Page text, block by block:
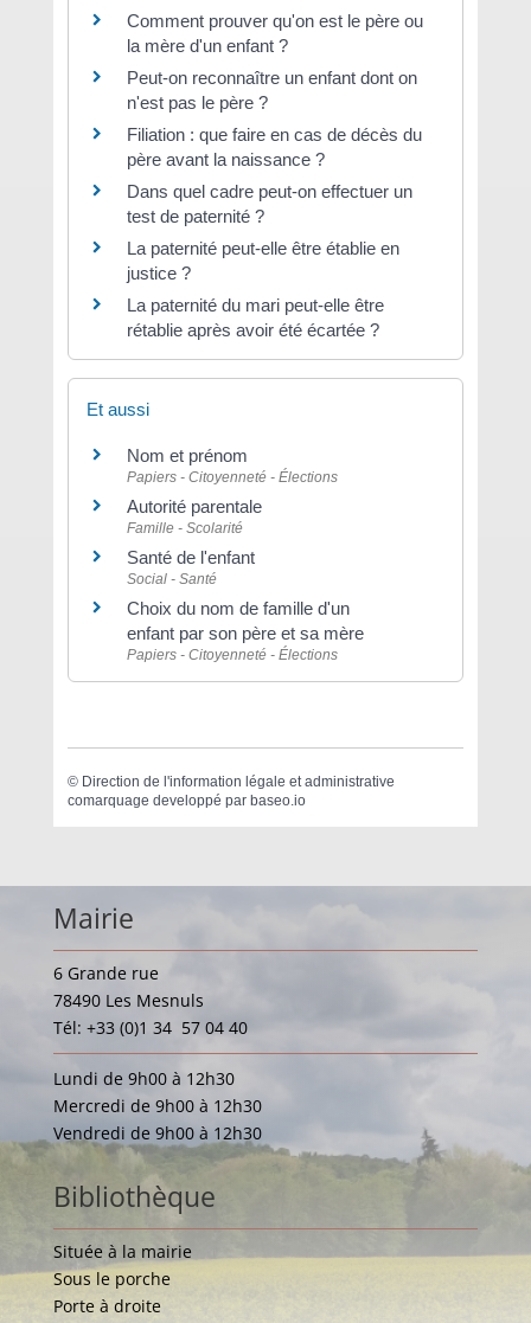
Comment prouver qu'on est le père ou
la mère d'un enfant ?
Peut-on reconnaître un enfant dont on
n'est pas le père ?
Filiation : que faire en cas de décès du
père avant la naissance ?
Dans quel cadre peut-on effectuer un
test de paternité ?
La paternité peut-elle être établie en
justice ?
La paternité du mari peut-elle être
rétablie après avoir été écartée ?
Et aussi
Nom et prénom
Papiers - Citoyenneté - Élections
Autorité parentale
Famille - Scolarité
Santé de l'enfant
Social - Santé
Choix du nom de famille d'un
enfant par son père et sa mère
Papiers - Citoyenneté - Élections
© Direction de l'information légale et administrative
comarquage developpé par baseo.io
Mairie
6 Grande rue
78490 Les Mesnuls
Tél: +33 (0)1 34 57 04 40
Lundi de 9h00 à 12h30
Mercredi de 9h00 à 12h30
Vendredi de 9h00 à 12h30
Bibliothèque
Située à la mairie
Sous le porche
Porte à droite